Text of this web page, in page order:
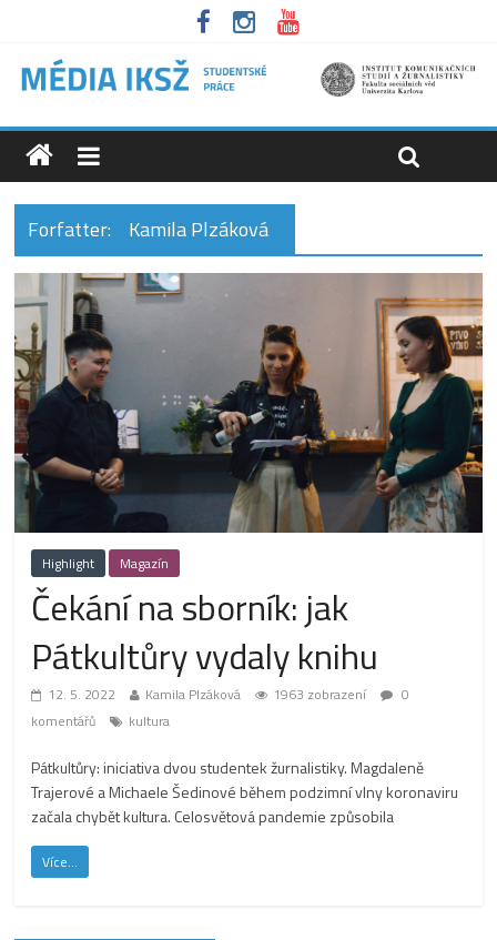
Forfatter: Kamila Plzáková
Highlight Magazín
Čekání na sborník: jak
Pátkultůry vydaly knihu
12. 5. 2022 Kamila Plzáková 1963 zobrazení
0
komentářů
kultura
Pátkultůry: iniciativa dvou studentek žurnalistiky. Magdaleně
Trajerové a Michaele Šedinové během podzimní vlny koronaviru
začala chybět kultura. Celosvětová pandemie způsobila
Více...